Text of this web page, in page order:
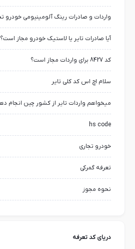
آیا صادرات تایر یا لاستیک خودرو مجاز است؟
کد 8427 برای واردات مجاز است؟
سلام اچ اس کد کلی تایر
hs code
خودرو تجاري
تعرفه گمرکی
نحوه مجوز
دریای کد تعرفه